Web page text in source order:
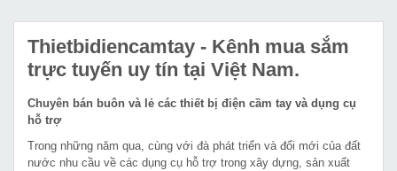
Thietbidiencamtay - Kênh mua sắm
trực tuyến uy tín tại Việt Nam.
Chuyên bán buôn và lẻ các thiết bị điện cầm tay và dụng cụ
hỗ trợ
Trong những năm qua, cùng với đà phát triển và đổi mới của đất
nước nhu cầu về các dụng cụ hỗ trợ trong xây dựng, sản xuất